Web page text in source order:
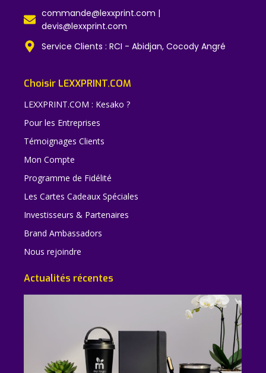
commande@lexxprint.com |
devis@lexxprint.com
Service Clients : RCI - Abidjan, Cocody Angré
Choisir LEXXPRINT.COM
LEXXPRINT.COM : Kesako ?
Pour les Entreprises
Témoignages Clients
Mon Compte
Programme de Fidélité
Les Cartes Cadeaux Spéciales
Investisseurs & Partenaires
Brand Ambassadors
Nous rejoindre
Actualités récentes